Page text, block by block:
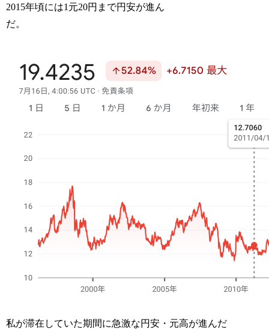
2015年頃には1元20円まで円安が進ん
だ。
私が滞在していた期間に急激な円安・元高が進んだ